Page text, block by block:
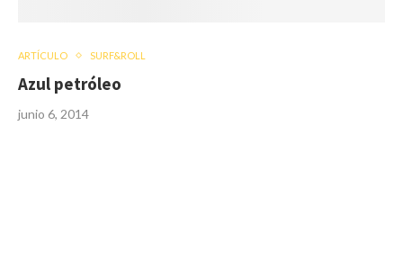
ARTÍCULO SURF&ROLL
Azul petróleo
junio 6, 2014